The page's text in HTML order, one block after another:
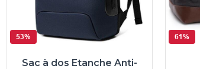
53%
Sac à dos Etanche Anti-
61%